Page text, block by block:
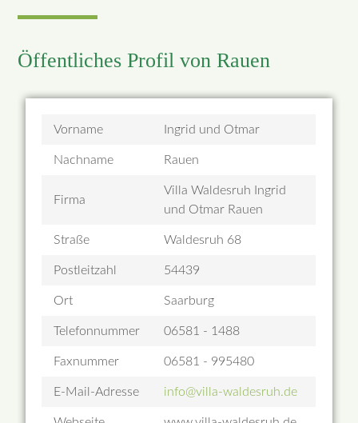
Öffentliches Profil von Rauen
Vorname Ingrid und Otmar
Nachname Rauen
Firma
Villa Waldesruh Ingrid
und Otmar Rauen
Straße Waldesruh 68
Postleitzahl 54439
Ort Saarburg
Telefonnummer 06581 - 1488
Faxnummer 06581 - 995480
E-Mail-Adresse info@villa-waldesruh.de